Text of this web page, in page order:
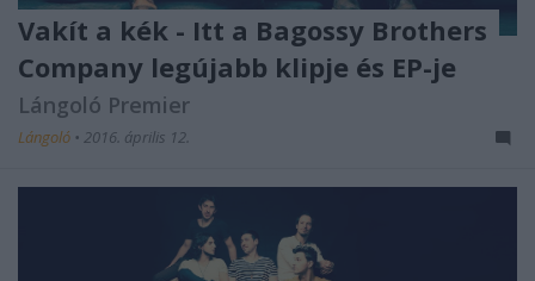
Vakít a kék - Itt a Bagossy Brothers
Company legújabb klipje és EP-je
Lángoló Premier
Lángoló • 2016. április 12.